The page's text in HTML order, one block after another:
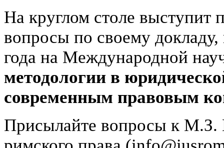
На круглом столе
вопросы по своему
года на Международной
методологии в
современным правовым
Присылайте вопросы к М.З.